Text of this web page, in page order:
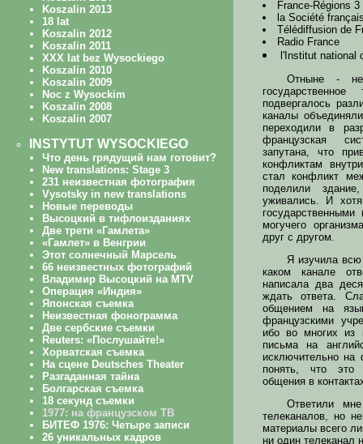
France-Régions 3
la Société
Télédiffusion de
Radio France
l'Institut national
Отныне - не
подвергалось
каналы
переходили в
французская
запутана, что
конфликтам
стал конфликт
поделили
уживались. И
могучего
друг с другом.
Я изучила всю
каком канале
написала два
ждать ответа.
общением на
французскими
ибо во многих из
письма на
исключительно на
понять, что это
общения в
Ответили
телеканалов, но
материалы всего
ни один телеканал